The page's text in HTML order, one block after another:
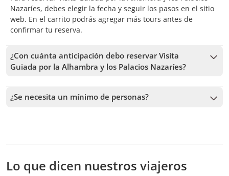
Nazaríes, debes elegir la fecha y seguir los pasos en el sitio
web. En el carrito podrás agregar más tours antes de
confirmar tu reserva.
¿Con cuánta anticipación debo reservar Visita
Guiada por la Alhambra y los Palacios Nazaríes?
disponibilidad. Por lo tanto, recomendamos reservar con la
mayor anticipación posible para asegurar los cupos.
¿Se necesita un mínimo de personas?
Lo que dicen nuestros viajeros